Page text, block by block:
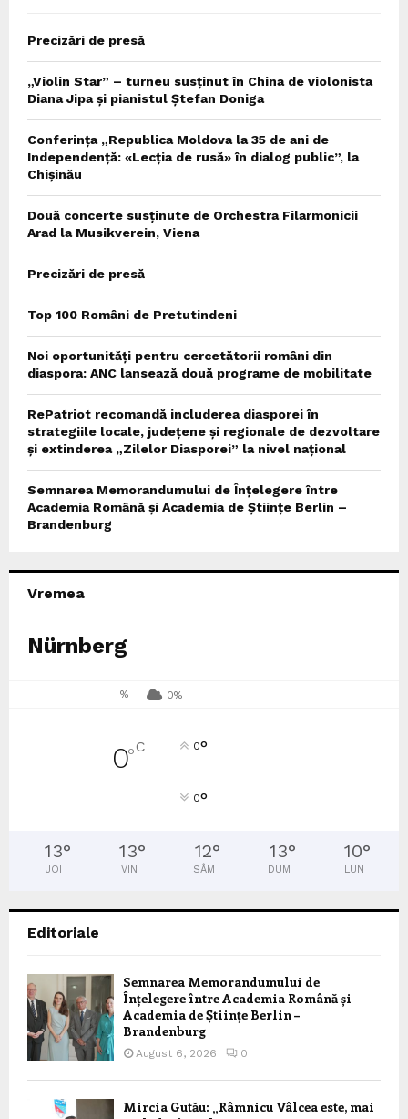
Precizări de presă
„Violin Star” – turneu susținut în China de violonista
Diana Jipa și pianistul Ștefan Doniga
Conferința „Republica Moldova la 35 de ani de
Independență: «Lecția de rusă» în dialog public”, la
Chișinău
Două concerte susținute de Orchestra Filarmonicii
Arad la Musikverein, Viena
Precizări de presă
Top 100 Români de Pretutindeni
Noi oportunități pentru cercetătorii români din
diaspora: ANC lansează două programe de mobilitate
RePatriot recomandă includerea diasporei în
strategiile locale, județene și regionale de dezvoltare
și extinderea „Zilelor Diasporei” la nivel național
Semnarea Memorandumului de Înțelegere între
Academia Română și Academia de Științe Berlin –
Brandenburg
Vremea
Nürnberg
% 0%
0°C 0°
0°
13°
JOI
13°
VIN
12°
SÂM
13°
DUM
10°
LUN
Editoriale
Semnarea Memorandumului de
Înțelegere între Academia Română și
Academia de Științe Berlin –
Brandenburg
August 6, 2026 0
Mircia Gutău: „Râmnicu Vâlcea este, mai